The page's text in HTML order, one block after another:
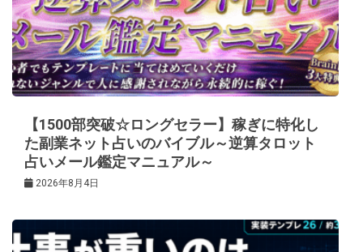
【1500部突破☆ロングセラー】稼ぎに特化し
た副業ネット占いのバイブル～逆算タロット
占いメール鑑定マニュアル～
2026年8月4日